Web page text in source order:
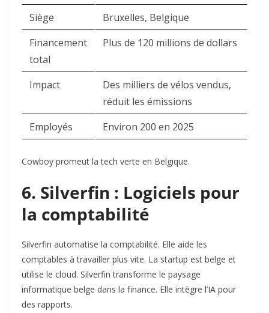
Siège
Bruxelles, Belgique
Financement
total
Plus de 120 millions de dollars
Impact
Des milliers de vélos vendus,
réduit les émissions
Employés
Environ 200 en 2025
Cowboy promeut la tech verte en Belgique.
6. Silverfin : Logiciels pour
la comptabilité
Silverfin automatise la comptabilité. Elle aide les
comptables à travailler plus vite. La startup est belge et
utilise le cloud. Silverfin transforme le paysage
informatique belge dans la finance. Elle intègre l’IA pour
des rapports.